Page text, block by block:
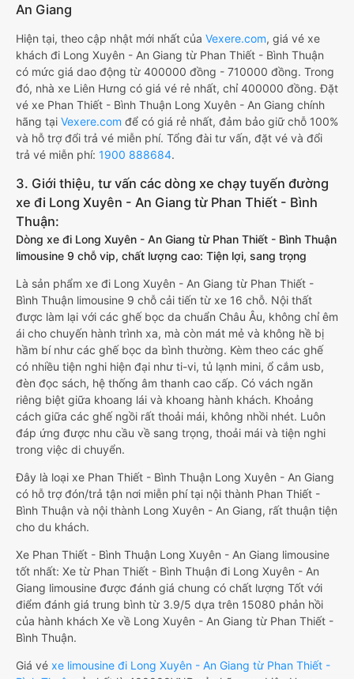
An Giang
Hiện tại, theo cập nhật mới nhất của Vexere.com, giá vé xe
khách đi Long Xuyên - An Giang từ Phan Thiết - Bình Thuận
có mức giá dao động từ 400000 đồng - 710000 đồng. Trong
đó, nhà xe Liên Hưng có giá vé rẻ nhất, chỉ 400000 đồng. Đặt
vé xe Phan Thiết - Bình Thuận Long Xuyên - An Giang chính
hãng tại Vexere.com để có giá rẻ nhất, đảm bảo giữ chỗ 100%
và hỗ trợ đổi trả vé miễn phí. Tổng đài tư vấn, đặt vé và đổi
trả vé miễn phí: 1900 888684.
3. Giới thiệu, tư vấn các dòng xe chạy tuyến đường
xe đi Long Xuyên - An Giang từ Phan Thiết - Bình
Thuận:
Dòng xe đi Long Xuyên - An Giang từ Phan Thiết - Bình Thuận
limousine 9 chỗ vip, chất lượng cao: Tiện lợi, sang trọng
Là sản phẩm xe đi Long Xuyên - An Giang từ Phan Thiết -
Bình Thuận limousine 9 chỗ cải tiến từ xe 16 chỗ. Nội thất
được làm lại với các ghế bọc da chuẩn Châu Âu, không chỉ êm
ái cho chuyến hành trình xa, mà còn mát mẻ và không hề bị
hầm bí như các ghế bọc da bình thường. Kèm theo các ghế
có nhiều tiện nghi hiện đại như ti-vi, tủ lạnh mini, ổ cắm usb,
đèn đọc sách, hệ thống âm thanh cao cấp. Có vách ngăn
riêng biệt giữa khoang lái và khoang hành khách. Khoảng
cách giữa các ghế ngồi rất thoải mái, không nhồi nhét. Luôn
đáp ứng được nhu cầu về sang trọng, thoải mái và tiện nghi
trong việc di chuyển.
Đây là loại xe Phan Thiết - Bình Thuận Long Xuyên - An Giang
có hỗ trợ đón/trả tận nơi miễn phí tại nội thành Phan Thiết -
Bình Thuận và nội thành Long Xuyên - An Giang, rất thuận tiện
cho du khách.
Xe Phan Thiết - Bình Thuận Long Xuyên - An Giang limousine
tốt nhất: Xe từ Phan Thiết - Bình Thuận đi Long Xuyên - An
Giang limousine được đánh giá chung có chất lượng Tốt với
điểm đánh giá trung bình từ 3.9/5 dựa trên 15080 phản hồi
của hành khách Xe về Long Xuyên - An Giang từ Phan Thiết -
Bình Thuận.
Giá vé xe limousine đi Long Xuyên - An Giang từ Phan Thiết -